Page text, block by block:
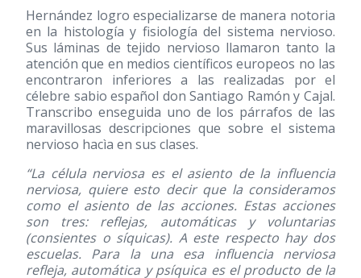
Hernández logro especializarse de manera notoria
en la histología y fisiología del sistema nervioso.
Sus láminas de tejido nervioso llamaron tanto la
atención que en medios científicos europeos no las
encontraron inferiores a las realizadas por el
célebre sabio español don Santiago Ramón y Cajal.
Transcribo enseguida uno de los párrafos de las
maravillosas descripciones que sobre el sistema
nervioso hacìa en sus clases.
“La célula nerviosa es el asiento de la influencia
nerviosa, quiere esto decir que la consideramos
como el asiento de las acciones. Estas acciones
son tres: reflejas, automáticas y voluntarias
(consientes o síquicas). A este respecto hay dos
escuelas. Para la una esa influencia nerviosa
refleja, automática y psíquica es el producto de la